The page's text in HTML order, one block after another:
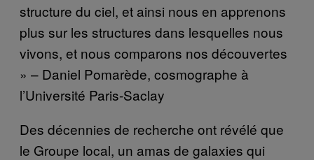
structure du ciel, et ainsi nous en apprenons
plus sur les structures dans lesquelles nous
vivons, et nous comparons nos découvertes
» – Daniel Pomarède, cosmographe à
l’Université Paris-Saclay
Des décennies de recherche ont révélé que
le Groupe local, un amas de galaxies qui